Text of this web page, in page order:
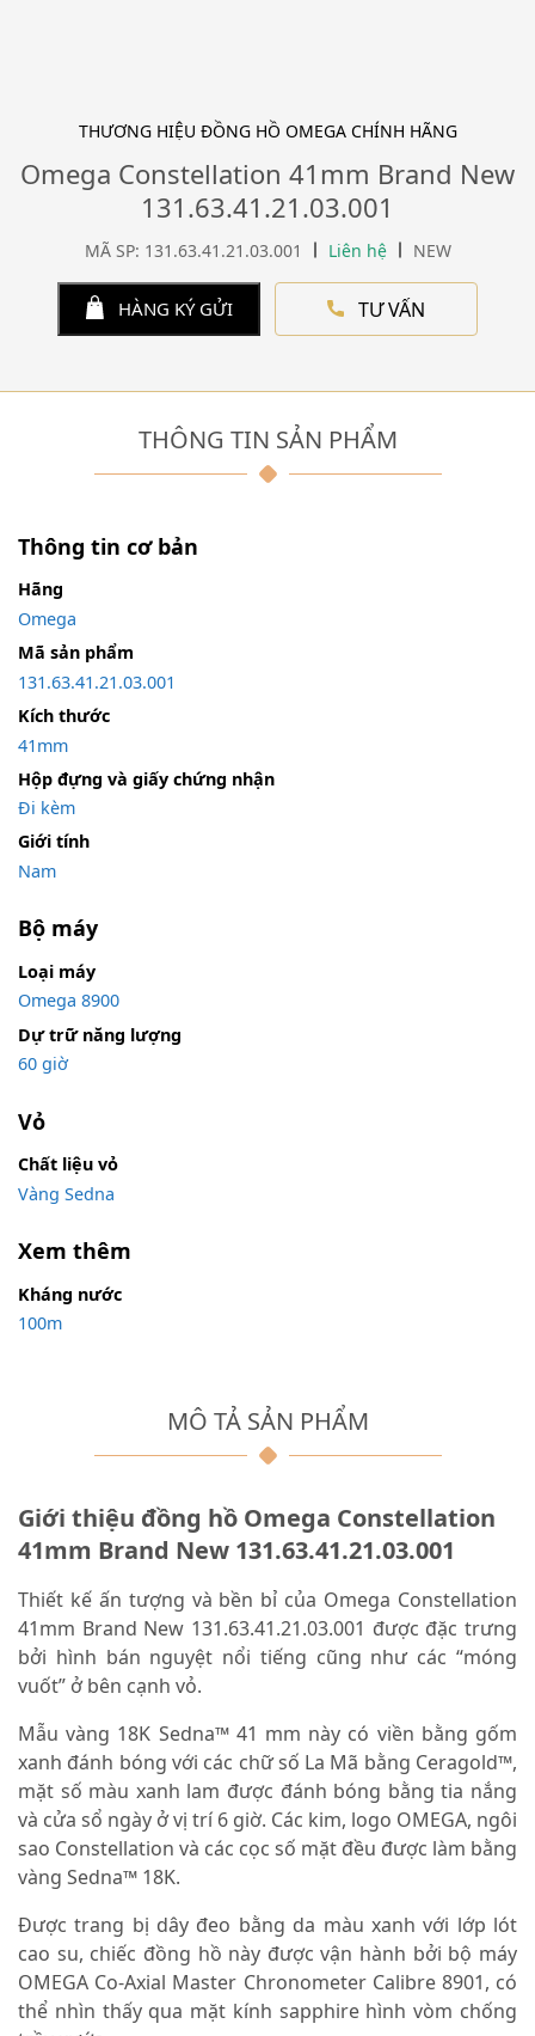
THƯƠNG HIỆU ĐỒNG HỒ OMEGA CHÍNH HÃNG
Omega Constellation 41mm Brand New
131.63.41.21.03.001
MÃ SP: 131.63.41.21.03.001 Liên hệ NEW
HÀNG KÝ GỬI TƯ VẤN
MÔ TẢ SẢN PHẨM
Giới thiệu đồng hồ Omega Constellation
41mm Brand New 131.63.41.21.03.001
Thiết kế ấn tượng và bền bỉ của Omega Constellation
41mm Brand New 131.63.41.21.03.001 được đặc trưng
bởi hình bán nguyệt nổi tiếng cũng như các “móng
vuốt” ở bên cạnh vỏ.
Mẫu vàng 18K Sedna™ 41 mm này có viền bằng gốm
xanh đánh bóng với các chữ số La Mã bằng Ceragold™,
mặt số màu xanh lam được đánh bóng bằng tia nắng
và cửa sổ ngày ở vị trí 6 giờ. Các kim, logo OMEGA, ngôi
sao Constellation và các cọc số mặt đều được làm bằng
vàng Sedna™ 18K.
Được trang bị dây đeo bằng da màu xanh với lớp lót
cao su, chiếc đồng hồ này được vận hành bởi bộ máy
OMEGA Co-Axial Master Chronometer Calibre 8901, có
thể nhìn thấy qua mặt kính sapphire hình vòm chống
THÔNG TIN SẢN PHẨM
Thông tin cơ bản
Hãng
Omega
Mã sản phẩm
131.63.41.21.03.001
Kích thước
41mm
Hộp đựng và giấy chứng nhận
Đi kèm
Giới tính
Nam
Bộ máy
Loại máy
Omega 8900
Dự trữ năng lượng
60 giờ
Vỏ
Chất liệu vỏ
Vàng Sedna
Xem thêm
Kháng nước
100m